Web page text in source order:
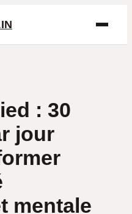
: 30
jour
mentale